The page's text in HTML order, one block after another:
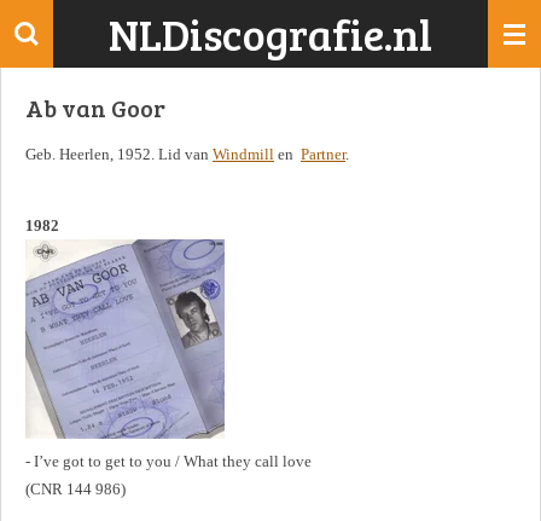
Ga
de
NLDiscografie.nl
Ab van Goor
Geb. Heerlen, 1952. Lid van Windmill en Partner.
1982
- I’ve got to get to you / What they call love
(CNR 144 986)